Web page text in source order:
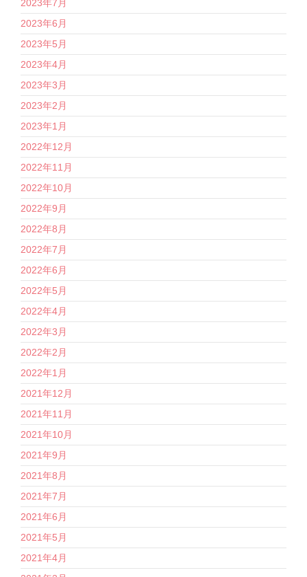
2023年7月
2023年6月
2023年5月
2023年4月
2023年3月
2023年2月
2023年1月
2022年12月
2022年11月
2022年10月
2022年9月
2022年8月
2022年7月
2022年6月
2022年5月
2022年4月
2022年3月
2022年2月
2022年1月
2021年12月
2021年11月
2021年10月
2021年9月
2021年8月
2021年7月
2021年6月
2021年5月
2021年4月